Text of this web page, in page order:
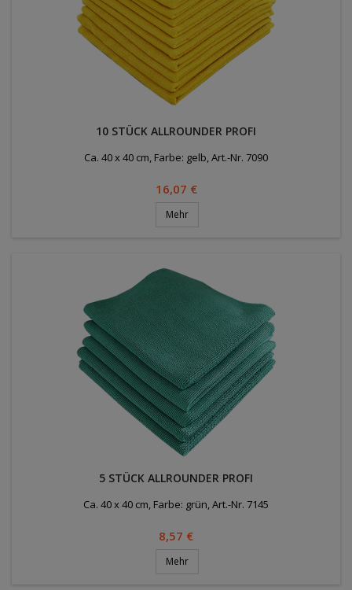
10 STÜCK ALLROUNDER PROFI
Ca. 40 x 40 cm, Farbe: gelb, Art.-Nr. 7090
Preis
16,07 €
Mehr
5 STÜCK ALLROUNDER PROFI
Ca. 40 x 40 cm, Farbe: grün, Art.-Nr. 7145
Preis
8,57 €
Mehr